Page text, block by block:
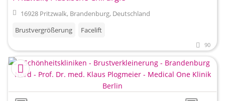
16928 Pritzwalk, Brandenburg, Deutschland
Brustvergrößerung
Facelift
90